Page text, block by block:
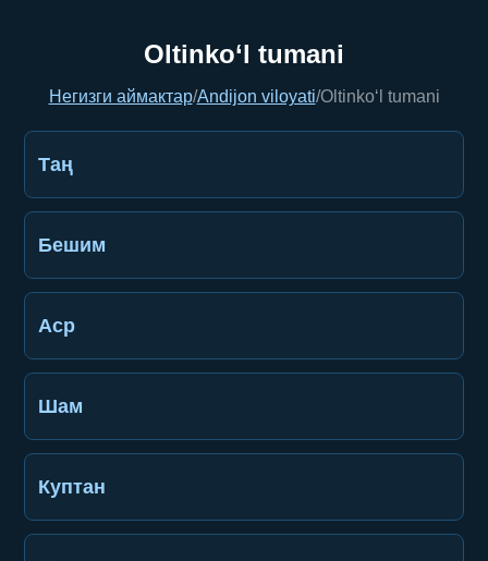
Oltinko‘l tumani
Негизги аймактар/Andijon viloyati/Oltinko‘l tumani
Таң
Бешим
Аср
Шам
Куптан